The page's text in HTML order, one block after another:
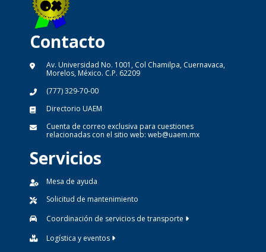
Contacto
Av. Universidad No. 1001, Col Chamilpa, Cuernavaca,
Morelos, México. C.P. 62209
(777) 329-70-00
Directorio UAEM
Cuenta de correo exclusiva para cuestiones
relacionadas con el sitio web: web@uaem.mx
Servicios
Mesa de ayuda
Solicitud de mantenimiento
Coordinación de servicios de transporte
Logística y eventos